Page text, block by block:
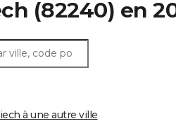
(82240) en
à une autre ville